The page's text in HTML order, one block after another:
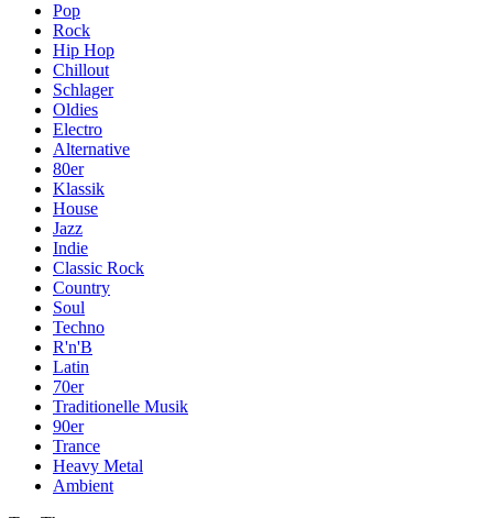
Pop
Rock
Hip Hop
Chillout
Schlager
Oldies
Electro
Alternative
80er
Klassik
House
Jazz
Indie
Classic Rock
Country
Soul
Techno
R'n'B
Latin
70er
Traditionelle Musik
90er
Trance
Heavy Metal
Ambient